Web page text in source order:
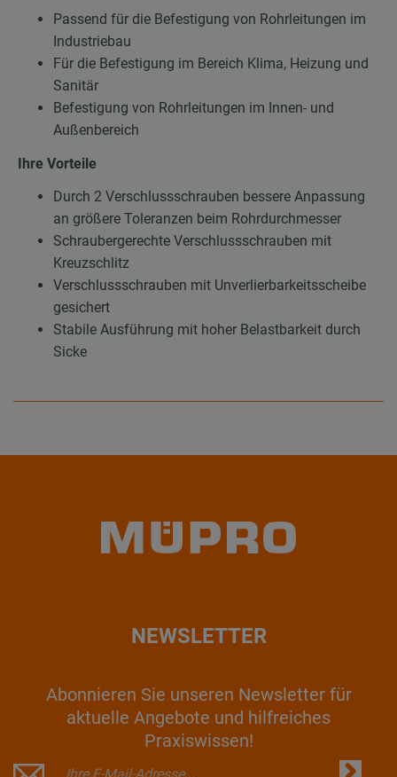
Passend für die Befestigung von Rohrleitungen im
Industriebau
Für die Befestigung im Bereich Klima, Heizung und
Sanitär
Befestigung von Rohrleitungen im Innen- und
Außenbereich
Ihre Vorteile
Durch 2 Verschlussschrauben bessere Anpassung
an größere Toleranzen beim Rohrdurchmesser
Schraubergerechte Verschlussschrauben mit
Kreuzschlitz
Verschlussschrauben mit Unverlierbarkeitsscheibe
gesichert
Stabile Ausführung mit hoher Belastbarkeit durch
Sicke
NEWSLETTER
Abonnieren Sie unseren Newsletter für
aktuelle Angebote und hilfreiches
Praxiswissen!